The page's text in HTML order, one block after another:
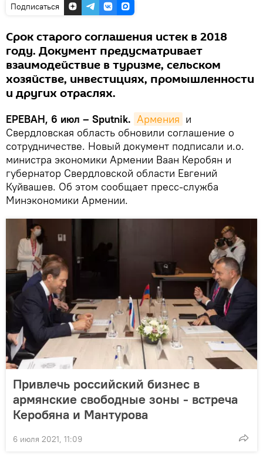
Подписаться
Срок старого соглашения истек в 2018
году. Документ предусматривает
взаимодействие в туризме, сельском
хозяйстве, инвестициях, промышленности
и других отраслях.
ЕРЕВАН, 6 июл – Sputnik. Армения и
Свердловская область обновили соглашение о
сотрудничестве. Новый документ подписали и.о.
министра экономики Армении Ваан Керобян и
губернатор Свердловской области Евгений
Куйвашев. Об этом сообщает пресс-служба
Минэкономики Армении.
Привлечь российский бизнес в
армянские свободные зоны - встреча
Керобяна и Мантурова
6 июля 2021, 11:09